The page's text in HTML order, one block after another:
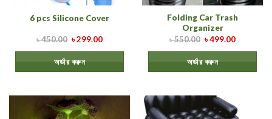
6 pcs Silicone Cover
৳450.00 ৳299.00
অর্ডার করুন
Folding Car Trash
Organizer
৳550.00 ৳499.00
অর্ডার করুন